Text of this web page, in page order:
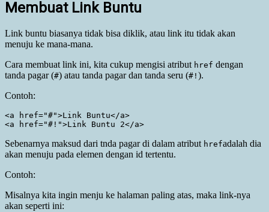
Membuat Link Buntu
Link buntu biasanya tidak bisa diklik, atau link itu tidak akan
menuju ke mana-mana.
Cara membuat link ini, kita cukup mengisi atribut href dengan
tanda pagar (#) atau tanda pagar dan tanda seru (#! ).
Contoh:
<a href="#">Link Buntu</a>
Sebenarnya maksud dari tnda pagar di dalam atribut hrefadalah dia
akan menuju pada elemen dengan id tertentu.
Contoh:
Misalnya kita ingin menju ke halaman paling atas, maka link-nya
akan seperti ini: